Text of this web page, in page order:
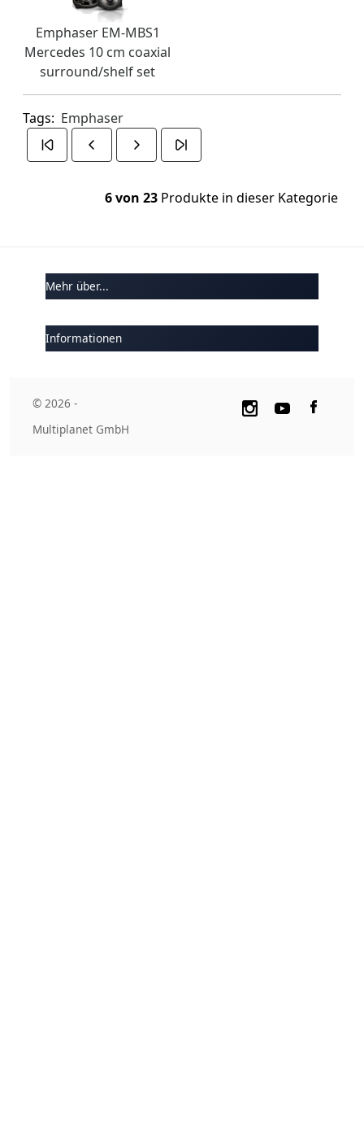
Emphaser EM-MBS1
Mercedes 10 cm coaxial
surround/shelf set
Tags: Emphaser
6 von 23 Produkte in dieser Kategorie
Mehr über...
Informationen
© 2026 -
Multiplanet GmbH